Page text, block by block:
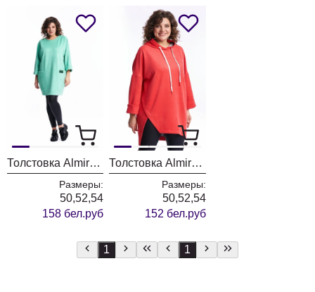
Толстовка Almira 263
Размеры:
50,52,54
158 бел.руб
Толстовка Almira 261
Размеры:
50,52,54
152 бел.руб
1 1